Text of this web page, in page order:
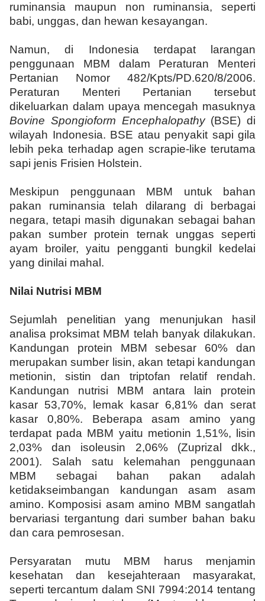
ruminansia maupun non ruminansia, seperti
babi, unggas, dan hewan kesayangan.
Namun, di Indonesia terdapat larangan
penggunaan MBM dalam Peraturan Menteri
Pertanian Nomor 482/Kpts/PD.620/8/2006.
Peraturan Menteri Pertanian tersebut
dikeluarkan dalam upaya mencegah masuknya
Bovine Spongioform Encephalopathy (BSE) di
wilayah Indonesia. BSE atau penyakit sapi gila
lebih peka terhadap agen scrapie-like terutama
sapi jenis Frisien Holstein.
Meskipun penggunaan MBM untuk bahan
pakan ruminansia telah dilarang di berbagai
negara, tetapi masih digunakan sebagai bahan
pakan sumber protein ternak unggas seperti
ayam broiler, yaitu pengganti bungkil kedelai
yang dinilai mahal.
Nilai Nutrisi MBM
Sejumlah penelitian yang menunjukan hasil
analisa proksimat MBM telah banyak dilakukan.
Kandungan protein MBM sebesar 60% dan
merupakan sumber lisin, akan tetapi kandungan
metionin, sistin dan triptofan relatif rendah.
Kandungan nutrisi MBM antara lain protein
kasar 53,70%, lemak kasar 6,81% dan serat
kasar 0,80%. Beberapa asam amino yang
terdapat pada MBM yaitu metionin 1,51%, lisin
2,03% dan isoleusin 2,06% (Zuprizal dkk.,
2001). Salah satu kelemahan penggunaan
MBM sebagai bahan pakan adalah
ketidakseimbangan kandungan asam asam
amino. Komposisi asam amino MBM sangatlah
bervariasi tergantung dari sumber bahan baku
dan cara pemrosesan.
Persyaratan mutu MBM harus menjamin
kesehatan dan kesejahteraan masyarakat,
seperti tercantum dalam SNI 7994:2014 tentang